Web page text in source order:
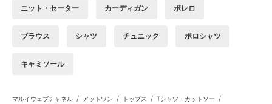
ニット・セーター カーディガン ボレロ
ブラウス シャツ チュニック ポロシャツ
キャミソール
マルイウェブチャネル / アットワン / トップス / Tシャツ・カットソー /